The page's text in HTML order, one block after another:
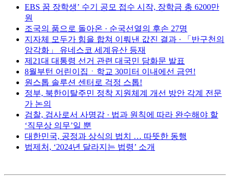
EBS 꿈 장학생’ 수기 공모 접수 시작, 장학금 총 6200만
원
조국의 품으로 돌아온 · 순국선열의 후손 27명
지자체 모두가 힘을 합쳐 이뤄낸 값진 결과 · 「반구천의
암각화」 유네스코 세계유산 등재
제21대 대통령 선거 관련 대국민 담화문 발표
8월부턴 어린이집ㆍ학교 30미터 이내에선 금연!
원스톱 솔루션 센터로 걱정 스톱!
정부, 북한이탈주민 정착 지원체계 개선 방안 각계 전문
가 논의
검찰, 검사로서 사명감 · 법과 원칙에 따라 완수해야 할
‘직무상 의무’일 뿐
대한민국, 공정과 상식의 법치 … 따뜻한 동행
법제처, ‘2024년 달라지는 법령’ 소개